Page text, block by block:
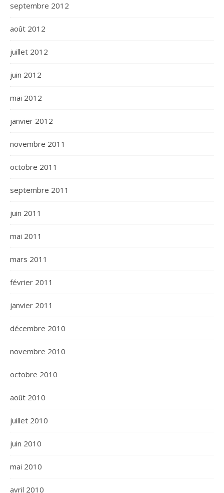
septembre 2012
août 2012
juillet 2012
juin 2012
mai 2012
janvier 2012
novembre 2011
octobre 2011
septembre 2011
juin 2011
mai 2011
mars 2011
février 2011
janvier 2011
décembre 2010
novembre 2010
octobre 2010
août 2010
juillet 2010
juin 2010
mai 2010
avril 2010